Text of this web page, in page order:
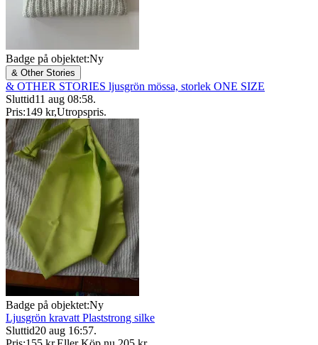
Badge på objektet:Ny
& Other Stories
& OTHER STORIES ljusgrön mössa, storlek ONE SIZE
Sluttid11 aug 08:58.
Pris:149 kr,Utropspris.
Badge på objektet:Ny
Ljusgrön kravatt Plaststrong silke
Sluttid20 aug 16:57.